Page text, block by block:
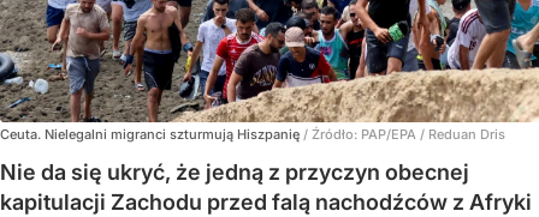
Ceuta. Nielegalni migranci szturmują Hiszpanię / Źródło: PAP/EPA / Reduan Dris
Nie da się ukryć, że jedną z przyczyn obecnej
kapitulacji Zachodu przed falą nachodźców z Afryki